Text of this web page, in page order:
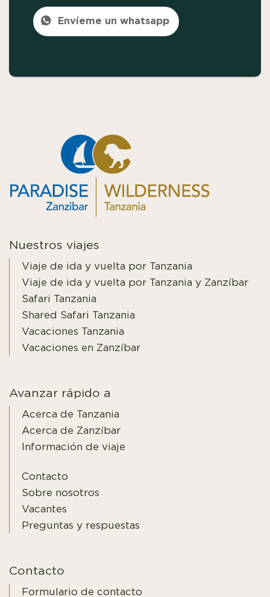
Envíeme un whatsapp
Nuestros viajes
Viaje de ida y vuelta por Tanzania
Viaje de ida y vuelta por Tanzania y Zanzíbar
Safari Tanzania
Shared Safari Tanzania
Vacaciones Tanzania
Vacaciones en Zanzíbar
Avanzar rápido a
Acerca de Tanzania
Acerca de Zanzíbar
Información de viaje
Contacto
Sobre nosotros
Vacantes
Preguntas y respuestas
Contacto
Formulario de contacto